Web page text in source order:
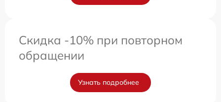
Скидка -10% при повторном
обращении
Узнать подробнее